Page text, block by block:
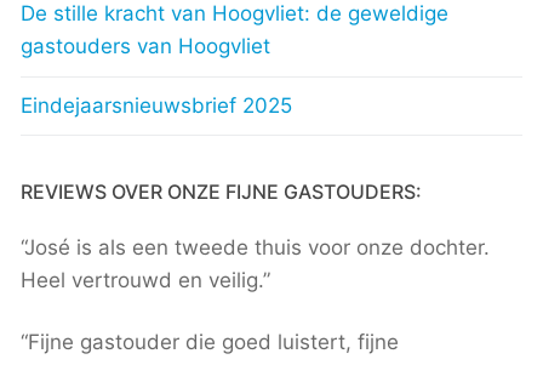
De stille kracht van Hoogvliet: de geweldige
gastouders van Hoogvliet
Eindejaarsnieuwsbrief 2025
REVIEWS OVER ONZE FIJNE GASTOUDERS:
“José is als een tweede thuis voor onze dochter.
Heel vertrouwd en veilig.”
“Fijne gastouder die goed luistert, fijne